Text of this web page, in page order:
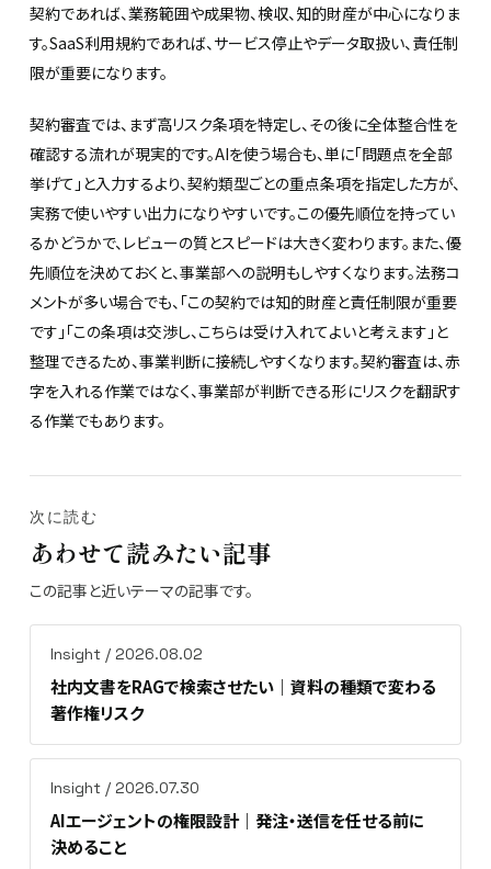
契約であれば、業務範囲や成果物、検収、知的財産が中心になりま
す。SaaS利用規約であれば、サービス停止やデータ取扱い、責任制
限が重要になります。
契約審査では、まず高リスク条項を特定し、その後に全体整合性を
確認する流れが現実的です。AIを使う場合も、単に「問題点を全部
挙げて」と入力するより、契約類型ごとの重点条項を指定した方が、
実務で使いやすい出力になりやすいです。この優先順位を持ってい
るかどうかで、レビューの質とスピードは大きく変わります。また、優
先順位を決めておくと、事業部への説明もしやすくなります。法務コ
メントが多い場合でも、「この契約では知的財産と責任制限が重要
です」「この条項は交渉し、こちらは受け入れてよいと考えます」と
整理できるため、事業判断に接続しやすくなります。契約審査は、赤
字を入れる作業ではなく、事業部が判断できる形にリスクを翻訳す
る作業でもあります。
次に読む
あわせて読みたい記事
この記事と近いテーマの記事です。
Insight / 2026.08.02
社内文書をRAGで検索させたい｜資料の種類で変わる
著作権リスク
Insight / 2026.07.30
AIエージェントの権限設計｜発注・送信を任せる前に
決めること